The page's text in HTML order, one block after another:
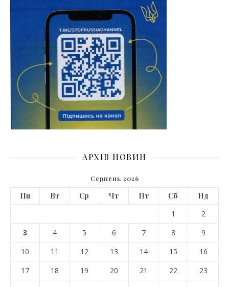
АРХІВ НОВИН
Серпень 2026
Пн Вт Ср Чт Пт Сб
Нд
1
2
3
4 5 6 7 8
9
10
11 12 13 14 15
16
17
18 19 20 21 22
23